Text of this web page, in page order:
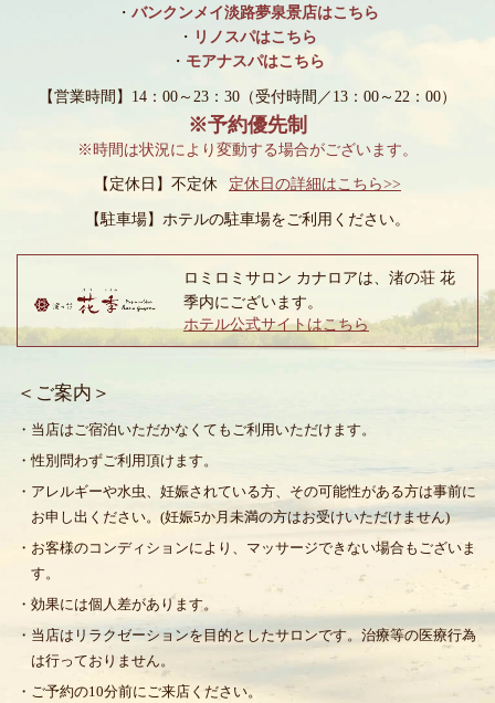
・ バンクンメイ淡路夢泉景店はこちら
・ リノスパはこちら
・ モアナスパはこちら
【営業時間】14：00～23：30 （受付時間／13：00～22：00）
※予約優先制
※時間は状況により変動する場合がございます。
【定休日】不定休 定休日の詳細はこちら>>
【駐車場】 ホテルの駐車場をご利用ください。
ロミロミサロン カナロアは、渚の荘 花
季内にございます。
ホテル公式サイトはこちら
＜ご案内＞
・当店はご宿泊いただかなくてもご利用いただけます。
・性別問わずご利用頂けます。
・アレルギーや水虫、妊娠されている方、その可能性がある方は事前に
お申し出ください。(妊娠5か月未満の方はお受けいただけません)
・お客様のコンディションにより、マッサージできない場合もございま
す。
・効果には個人差があります。
・当店はリラクゼーションを目的としたサロンです。治療等の医療行為
は行っておりません。
・ご予約の10分前にご来店ください。